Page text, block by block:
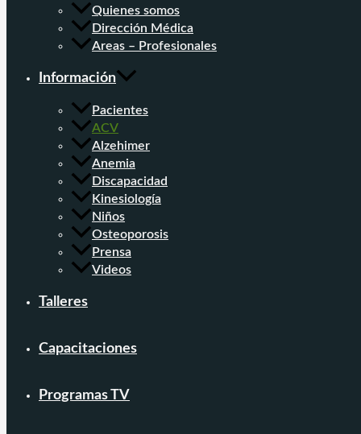
Quienes somos
Dirección Médica
Areas – Profesionales
Información
Pacientes
ACV
Alzehimer
Anemia
Discapacidad
Kinesiología
Niños
Osteoporosis
Prensa
Videos
Talleres
Capacitaciones
Programas TV